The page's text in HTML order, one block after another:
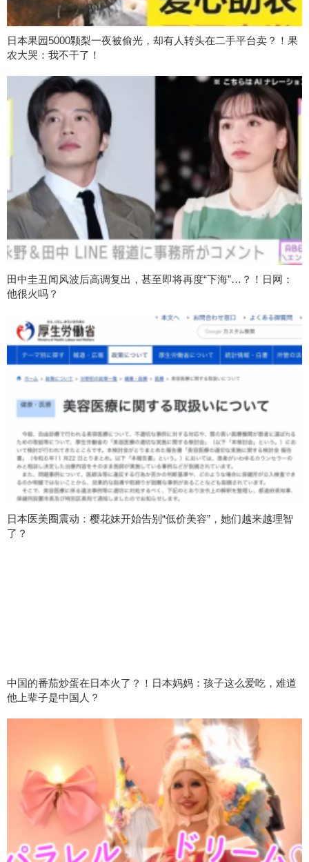
日本果园5000颗梨一夜被偷光，却有人转头在二手平台卖？！果
农大哭：我不干了！
田中圭丑闻风波后高调复出，甚至即将再度“下海”…？！日网：
他很火吗？
日本医美圈震动：樱花妹开始告别“低价美容”，她们越来越理智
了？
中国的番茄炒蛋在日本火了？！日本妈妈：孩子这么爱吃，难道
他上辈子是中国人？